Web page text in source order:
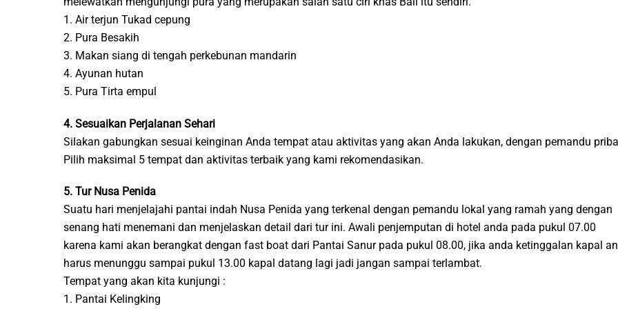
1. Air terjun Tukad cepung
2. Pura Besakih
3. Makan siang di tengah perkebunan mandarin
4. Ayunan hutan
5. Pura Tirta empul
4. Sesuaikan Perjalanan Sehari
Silakan gabungkan sesuai keinginan Anda tempat atau aktivitas yang akan Anda lakukan, dengan pemandu
Pilih maksimal 5 tempat dan aktivitas terbaik yang kami rekomendasikan.
5. Tur Nusa Penida
Suatu hari menjelajahi pantai indah Nusa Penida yang terkenal dengan pemandu lokal yang ramah yang dengan
senang hati menemani dan menjelaskan detail dari tur ini. Awali penjemputan di hotel anda pada pukul 07.00
karena kami akan berangkat dengan fast boat dari Pantai Sanur pada pukul 08.00, jika anda ketinggalan kapal
harus menunggu sampai pukul 13.00 kapal datang lagi jadi jangan sampai terlambat.
Tempat yang akan kita kunjungi :
1. Pantai Kelingking